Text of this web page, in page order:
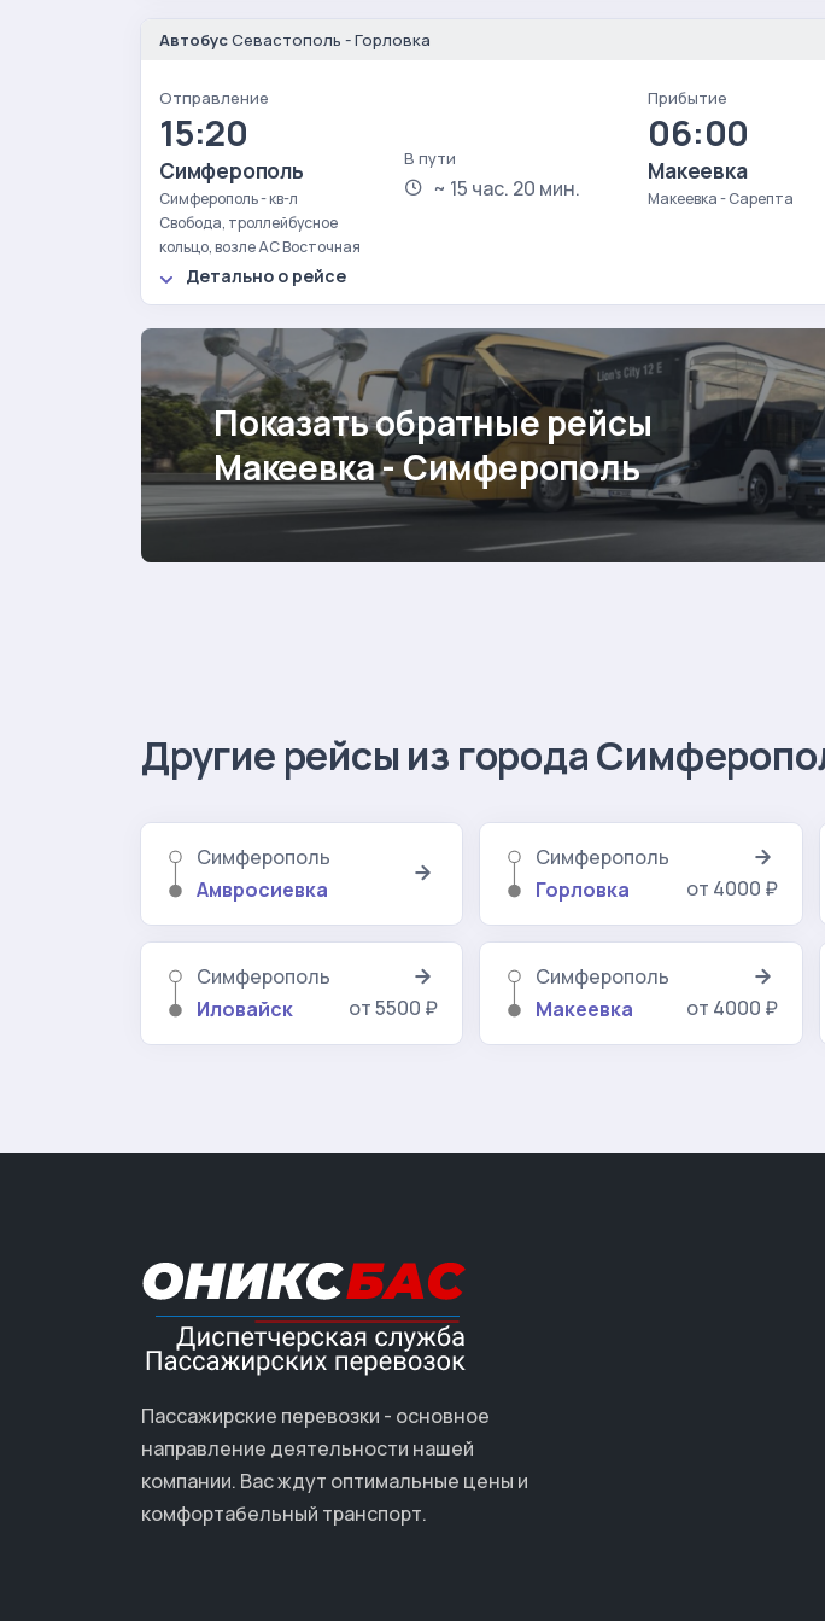
АвтобусСевастополь - Горловка
Отправление
15:20
Симферополь
Симферополь - кв-л
Свобода, троллейбусное
кольцо, возле АС Восточная
В пути
~ 15 час. 20 мин.
Прибытие
06:00
Макеевка
Макеевка - Сарепта
Детально о рейсе
Показать обратные рейсы
Макеевка - Симферополь
Другие рейсы из города
Симферополь
Амвросиевка
Симферополь
Горловка
от 4000 ₽
Симферополь
Иловайск
от 5500 ₽
Симферополь
Макеевка
от 4000 ₽
Пассажирские перевозки - основное
направление деятельности нашей
компании. Вас ждут оптимальные цены и
комфортабельный транспорт.